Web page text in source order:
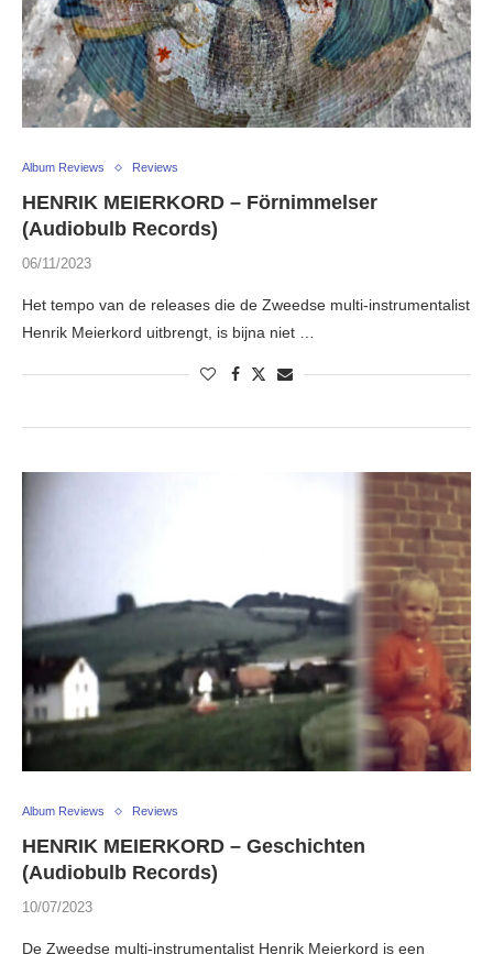
Album Reviews Reviews
HENRIK MEIERKORD – Förnimmelser
(Audiobulb Records)
06/11/2023
Het tempo van de releases die de Zweedse multi-instrumentalist
Henrik Meierkord uitbrengt, is bijna niet …
Album Reviews Reviews
HENRIK MEIERKORD – Geschichten
(Audiobulb Records)
10/07/2023
De Zweedse multi-instrumentalist Henrik Meierkord is een